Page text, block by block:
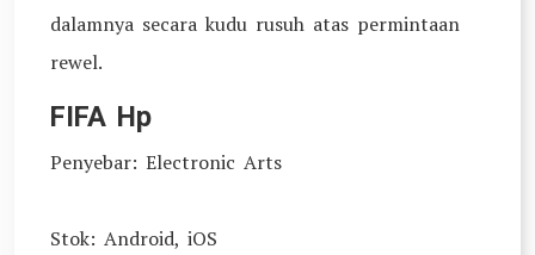
dalamnya secara kudu rusuh atas permintaan
rewel.
FIFA Hp
Penyebar: Electronic Arts
Stok: Android, iOS